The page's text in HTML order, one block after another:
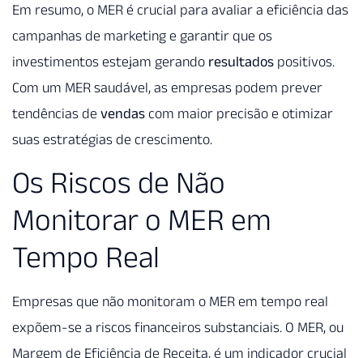
Em resumo, o MER é crucial para avaliar a eficiência das
campanhas de marketing e garantir que os
investimentos estejam gerando resultados positivos.
Com um MER saudável, as empresas podem prever
tendências de vendas com maior precisão e otimizar
suas estratégias de crescimento.
Os Riscos de Não
Monitorar o MER em
Tempo Real
Empresas que não monitoram o MER em tempo real
expõem-se a riscos financeiros substanciais. O MER, ou
Margem de Eficiência de Receita, é um indicador crucial